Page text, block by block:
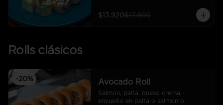
$13.920$17.400
Rolls clásicos
-20% Avocado Roll
Salmón, palta, queso crema,
envuelto en palta o salmón o